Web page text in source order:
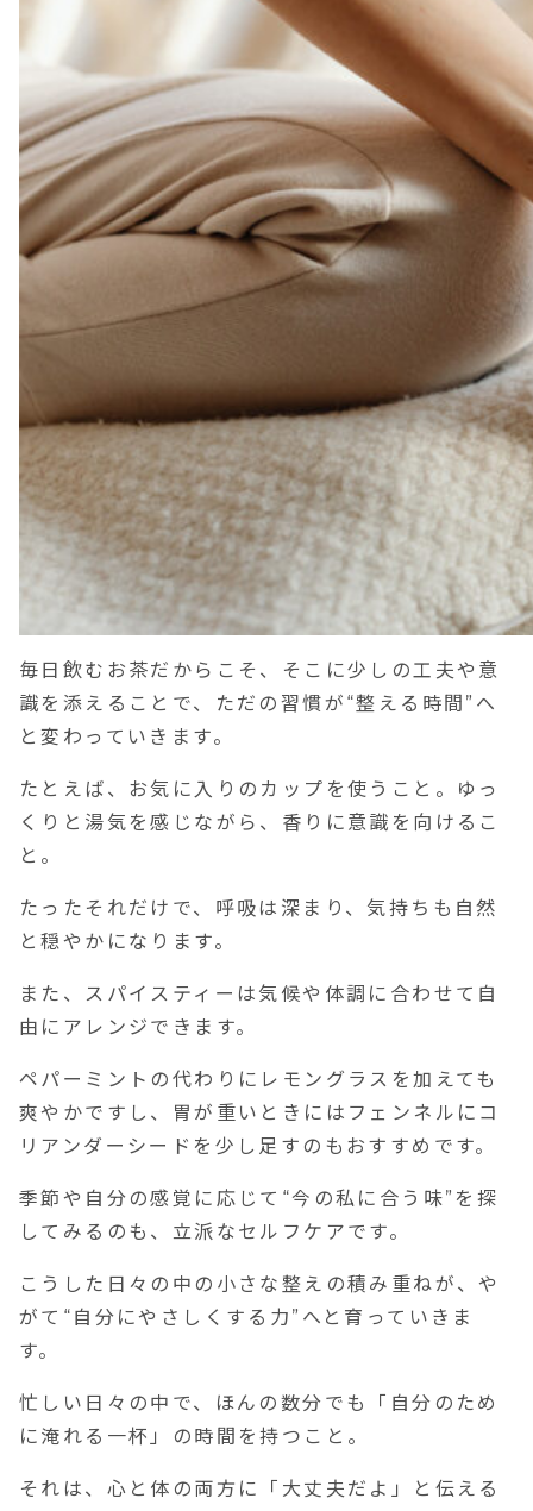
毎日飲むお茶だからこそ、そこに少しの工夫や意
識を添えることで、ただの習慣が“整える時間”へ
と変わっていきます。
たとえば、お気に入りのカップを使うこと。ゆっ
くりと湯気を感じながら、香りに意識を向けるこ
と。
たったそれだけで、呼吸は深まり、気持ちも自然
と穏やかになります。
また、スパイスティーは気候や体調に合わせて自
由にアレンジできます。
ペパーミントの代わりにレモングラスを加えても
爽やかですし、胃が重いときにはフェンネルにコ
リアンダーシードを少し足すのもおすすめです。
季節や自分の感覚に応じて“今の私に合う味”を探
してみるのも、立派なセルフケアです。
こうした日々の中の小さな整えの積み重ねが、や
がて“自分にやさしくする力”へと育っていきま
す。
忙しい日々の中で、ほんの数分でも「自分のため
に淹れる一杯」の時間を持つこと。
それは、心と体の両方に「大丈夫だよ」と伝える